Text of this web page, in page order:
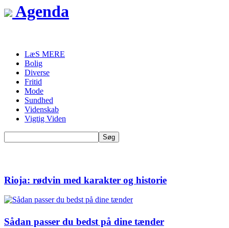
Agenda
LæS MERE
Bolig
Diverse
Fritid
Mode
Sundhed
Videnskab
Vigtig Viden
Rioja: rødvin med karakter og historie
Sådan passer du bedst på dine tænder